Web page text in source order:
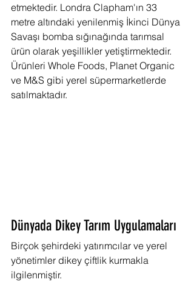
etmektedir. Londra Clapham'ın 33
metre altındaki yenilenmiş İkinci Dünya
Savaşı bomba sığınağında tarımsal
ürün olarak yeşillikler yetiştirmektedir.
Ürünleri Whole Foods, Planet Organic
ve M&S gibi yerel süpermarketlerde
satılmaktadır.
Dünyada Dikey Tarım Uygulamaları
Birçok şehirdeki yatırımcılar ve yerel
yönetimler dikey çiftlik kurmakla
ilgilenmiştir.